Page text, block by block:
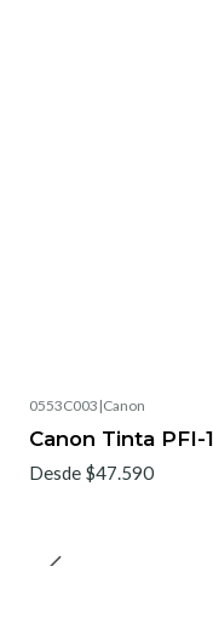
0553C003 |Canon
Canon Tinta PFI-
Desde $47.590